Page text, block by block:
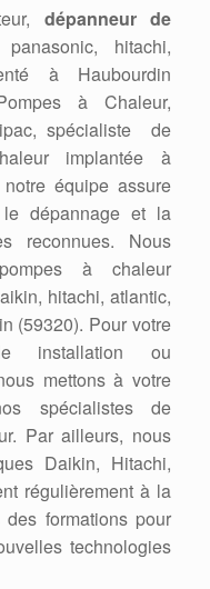
dépanneur de
hitachi,
à Haubourdin
à Chaleur,
spécialiste de
implantée à
équipe assure
le dépannage et la
reconnues. Nous
à chaleur
hitachi, atlantic,
(59320). Pour votre
installation ou
mettons à votre
spécialistes de
Par ailleurs, nous
Daikin, Hitachi,
régulièrement à la
formations pour
technologies